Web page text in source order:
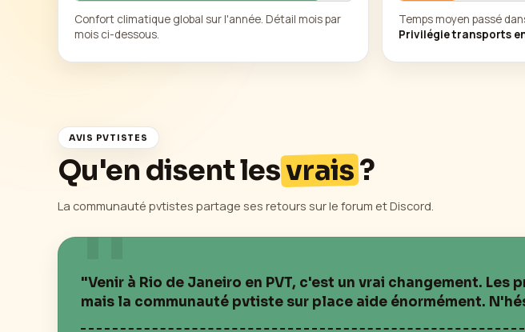
Confort climatique global sur l'année. Détail mois par
mois ci-dessous.
Temps moyen passé
Privilégie transports
AVIS PVTISTES
Qu'en disent lesvrais?
La communauté pvtistes partage ses retours sur le forum et Discord.
"Venir à Rio de Janeiro en PVT, c'est un vrai changement.
mais la communauté pvtiste sur place aide énormément.